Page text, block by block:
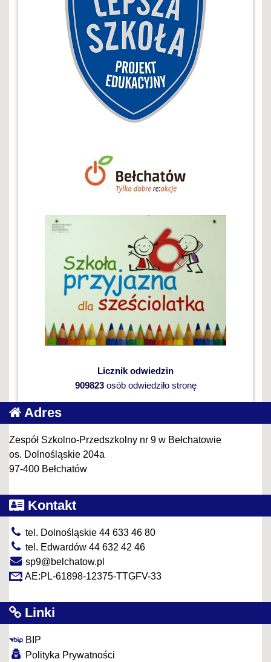
Licznik odwiedzin
909823osób odwiedziło stronę
Adres
Zespół Szkolno-Przedszkolny nr 9 w Bełchatowie
os. Dolnośląskie 204a
97-400 Bełchatów
Kontakt
tel. Dolnośląskie 44 633 46 80
tel. Edwardów 44 632 42 46
sp9@belchatow.pl
AE:PL-61898-12375-TTGFV-33
Linki
BIP
Polityka Prywatności